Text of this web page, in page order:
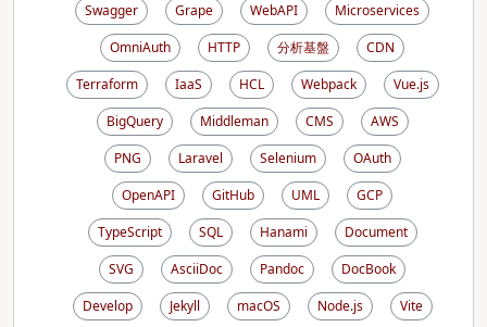
Swagger
Grape WebAPI
Microservices
OmniAuth
HTTP 分析基盤
CDN
Terraform
IaaS HCL Webpack
Vue.js
BigQuery
Middleman CMS
AWS
PNG
Laravel Selenium
OAuth
OpenAPI
GitHub UML
GCP
TypeScript
SQL Hanami
Document
SVG
AsciiDoc Pandoc
DocBook
Develop
Jekyll macOS Node.js Vite